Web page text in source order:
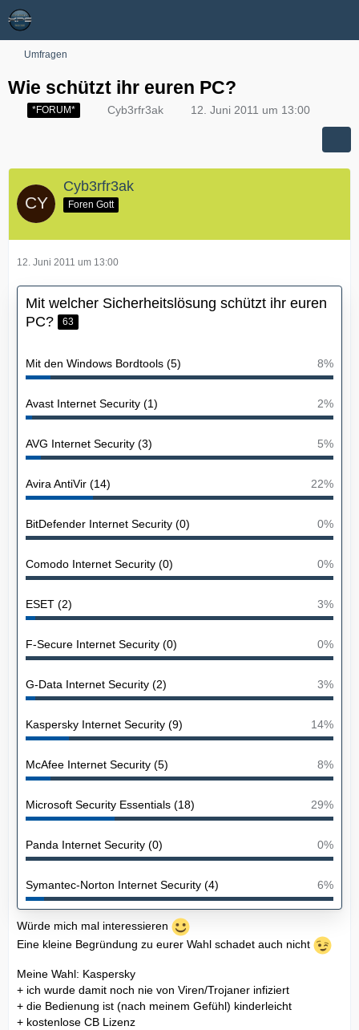
Umfragen
Wie schützt ihr euren PC?
*FORUM* Cyb3rfr3ak 12. Juni 2011 um 13:00
Cyb3rfr3ak
Foren Gott
12. Juni 2011 um 13:00
Mit welcher Sicherheitslösung schützt ihr euren
PC?
63
Mit den Windows Bordtools (5) 8%
Avast Internet Security (1) 2%
AVG Internet Security (3) 5%
Avira AntiVir (14) 22%
BitDefender Internet Security (0) 0%
Comodo Internet Security (0) 0%
ESET (2) 3%
F-Secure Internet Security (0) 0%
G-Data Internet Security (2) 3%
Kaspersky Internet Security (9) 14%
McAfee Internet Security (5) 8%
Microsoft Security Essentials (18) 29%
Panda Internet Security (0) 0%
Symantec-Norton Internet Security (4) 6%
Würde mich mal interessieren
Eine kleine Begründung zu eurer Wahl schadet auch nicht
Meine Wahl: Kaspersky
+ ich wurde damit noch nie von Viren/Trojaner infiziert
+ die Bedienung ist (nach meinem Gefühl) kinderleicht
+ kostenlose CB Lizenz